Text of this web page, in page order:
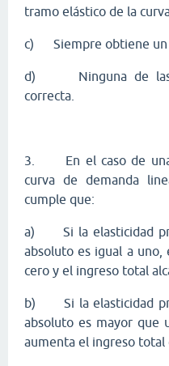
tramo elástico de la
c) Siempre obtiene
d) Ninguna de
correcta.
3. En el caso de
curva de demanda
cumple que:
a)Si la elasticidad
absoluto es igual a uno,
cero y el ingreso total
b) Si la elasticidad
absoluto es mayor que
aumenta el ingreso total